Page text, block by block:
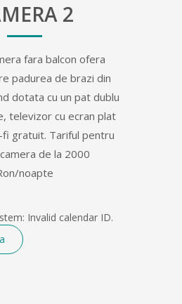
2
fara balcon ofera
padurea de brazi din
dotata cu un pat dublu
televizor cu ecran plat
gratuit. Tariful pentru
de la 2000
noapte
Invalid calendar ID.